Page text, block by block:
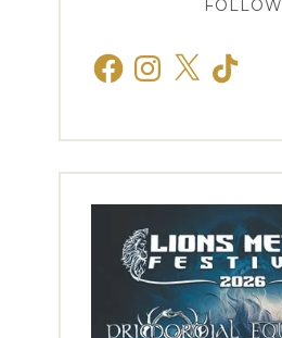
FOLLOW
FacebookInstagram
X TikTok